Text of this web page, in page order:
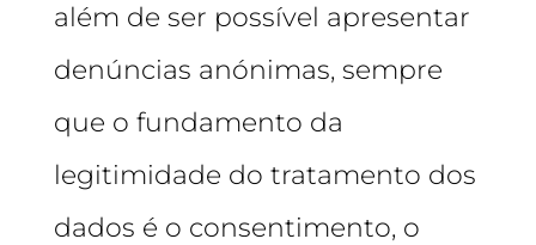
além de ser possível apresentar
denúncias anónimas, sempre
que o fundamento da
legitimidade do tratamento dos
dados é o consentimento, o